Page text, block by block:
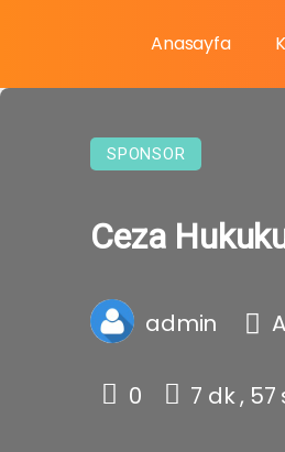
Anasayfa
SPONSOR
Ceza
admin
0 7 dk , 57